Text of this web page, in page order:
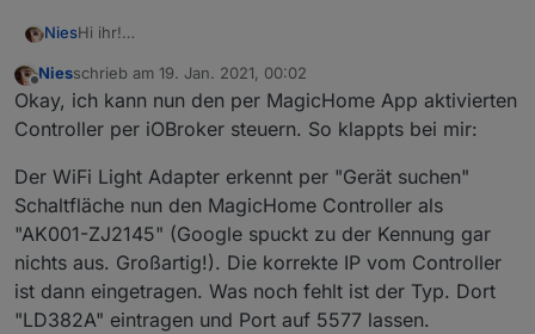
NiesHi ihr!
meiner Bestellung die MagicHome RGB Controller ohne
ESP sondern mit neuem BL602 Chipsatz erhalten. Da es
derzeit keinen Weg gibt diese Dinger zu flashen Frage ich
mich, ob ihr einen anderen Weg kennt, die Controller in
iOBroker einzubinden?
Vor ein paar Wochen versuchte ich bereits solch einen
MagicHome Controller mit BL602 Chipsatz mit dem WiFi
Light Adapter einzubinden. Ohne Erfolg - vielleicht
aufgrund der neuen Revision der Hardware. Wenn
jemand hier Tipps zur Konfiguration hat - immer her
damit.
EDIT: Ich habe soeben auf Github einige Projekte
gefunden, den Controller ohne App anzusteuern. Sofern
ich den WiFi Light Adapter nicht ans Laufen bekomme,
einem der Github-Projekte zu realisieren.
Wie dem auch sei. Die Kommunikation zur China-Cloud
Offline
Niesschrieb am 19. Jan. 2021, 00:02
zuletzt editiert von
Okay, ich kann nun den per MagicHome App aktivierten
Controller per iOBroker steuern. So klappts bei mir:
Der WiFi Light Adapter erkennt per "Gerät suchen"
Schaltfläche nun den MagicHome Controller als
"AK001-ZJ2145" (Google spuckt zu der Kennung gar
nichts aus. Großartig!). Die korrekte IP vom Controller
ist dann eingetragen. Was noch fehlt ist der Typ. Dort
"LD382A" eintragen und Port auf 5577 lassen.